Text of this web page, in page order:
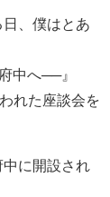
、僕はとあ
中へ──』
れた座談会を
に開設され